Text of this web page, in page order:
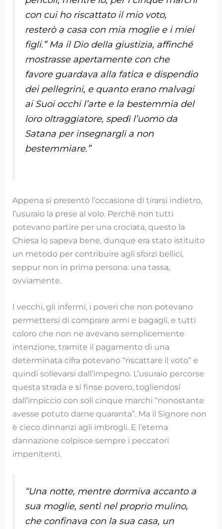
con cui ho riscattato il mio voto,
resterò a casa con mia moglie e i miei
figli.” Ma il Dio della giustizia, affinché
mostrasse apertamente con che
favore guardava alla fatica e dispendio
dei pellegrini, e quanto erano malvagi
ai Suoi occhi l’arte e la bestemmia del
loro oltraggiatore, spedì l’uomo da
Satana per insegnargli a non
bestemmiare.”
Appena si presentò l’occasione di tirarsi indietro,
l’usuraio la prese al volo. Perché non tutti
potevano partire per una crociata, questo la
Chiesa lo sapeva bene, dunque era stato istituito
un metodo per contribuire agli sforzi bellici,
seppur non in prima persona: una tassa,
ovviamente.
I vecchi, gli infermi, i poveri che non potevano
permettersi di comprare armi e bagagli, e tutti
coloro che non ne avevano semplicemente
intenzione, tramite il pagamento di una
determinata cifra potevano “riscattare il voto” e
quindi sollevarsi dall’impegno. L’usuraio percorse
questa strada e si finse povero, togliendosi
dall’impiccio con soli cinque marchi “nonostante
avesse potuto darne quaranta”. Ma il Signore non
è cieco dinnanzi agli imbrogli. E l’eterna
dannazione colpisce sempre i peccatori
impenitenti.
“Una notte, mentre dormiva accanto a
sua moglie, sentì nel proprio mulino,
che confinava con la sua casa, un